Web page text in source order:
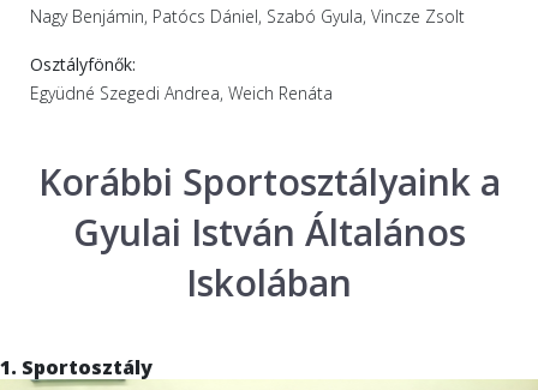
Nagy Benjámin, Patócs Dániel, Szabó Gyula, Vincze Zsolt
Osztályfönők:
Együdné Szegedi Andrea, Weich Renáta
Korábbi Sportosztályaink a
Gyulai István Általános
Iskolában
1. Sportosztály